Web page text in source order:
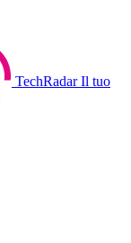
TechRadar Il tuo